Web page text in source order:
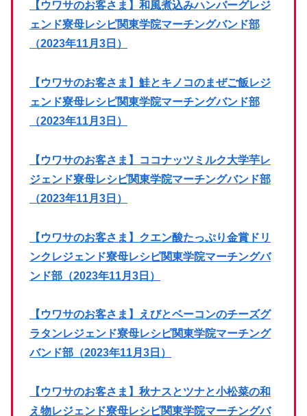
【ウワサのお客さま】和風煮込みハンバーグレジ
ェンド寮母レシピ関東学院マーチングバンド部
（2023年11月3日）
【ウワサのお客さま】鮭とキノコのまぜご飯レジ
ェンド寮母レシピ関東学院マーチングバンド部
（2023年11月3日）
【ウワサのお客さま】ココナッツミルク大学芋レ
ジェンド寮母レシピ関東学院マーチングバンド部
（2023年11月3日）
【ウワサのお客さま】クエン酸たっぷり金賞ドリ
ンクレジェンド寮母レシピ関東学院マーチングバ
ンド部（2023年11月3日）
【ウワサのお客さま】えびとベーコンのチーズグ
ラタンレジェンド寮母レシピ関東学院マーチング
バンド部（2023年11月3日）
【ウワサのお客さま】秋ナスとツナと小松菜の和
え物レジェンド寮母レシピ関東学院マーチングバ